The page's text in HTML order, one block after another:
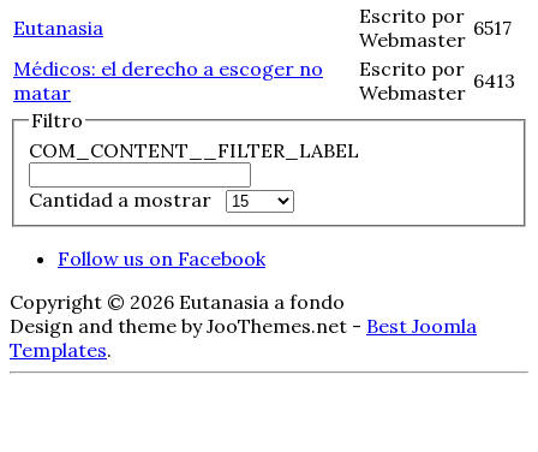
Eutanasia
Escrito por
Webmaster 6517
Médicos: el derecho a escoger no
matar
Escrito por
Webmaster 6413
Filtro
COM_CONTENT__FILTER_LABEL
Cantidad a mostrar
Follow us on Facebook
Copyright © 2026 Eutanasia a fondo
Design and theme by JooThemes.net - Best Joomla
Templates.